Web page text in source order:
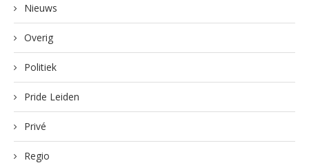
Nieuws
Overig
Politiek
Pride Leiden
Privé
Regio